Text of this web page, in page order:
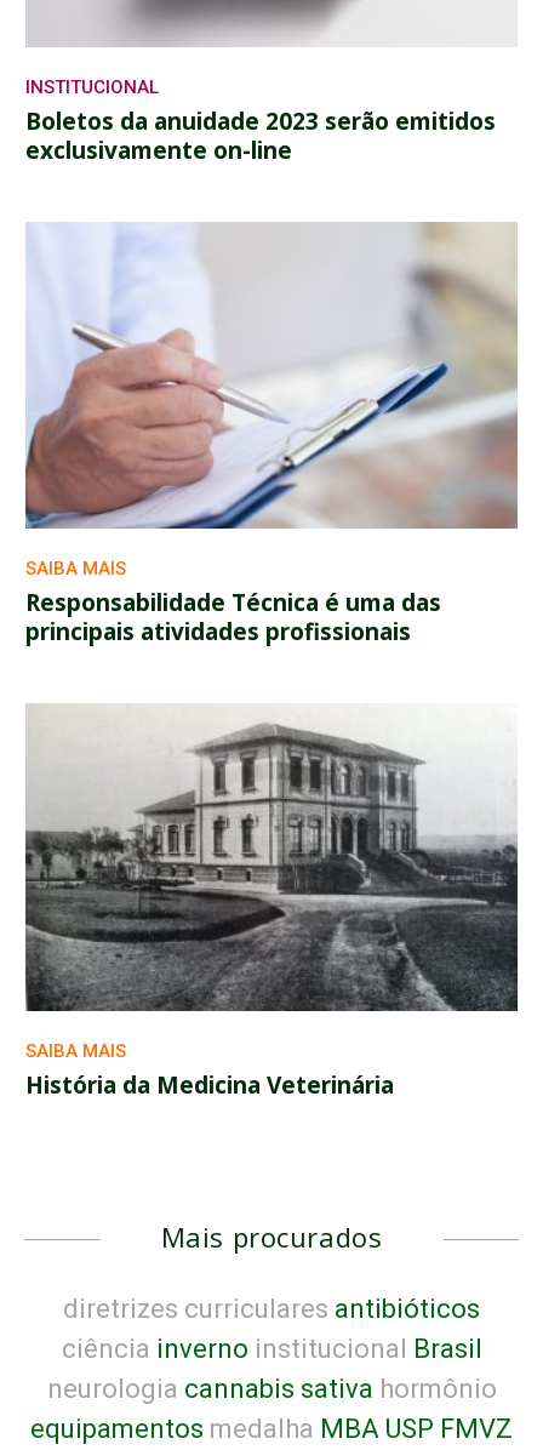
INSTITUCIONAL
Boletos da anuidade 2023 serão emitidos
exclusivamente on-line
SAIBA MAIS
Responsabilidade Técnica é uma das
principais atividades profissionais
SAIBA MAIS
História da Medicina Veterinária
Mais procurados
diretrizes curriculares antibióticos
ciência inverno institucional Brasil
neurologia cannabis sativa hormônio
equipamentos medalha MBA USP FMVZ